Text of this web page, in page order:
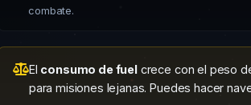
combate.
El consumo de fuelcrece con el peso
para misiones lejanas. Puedes hacer